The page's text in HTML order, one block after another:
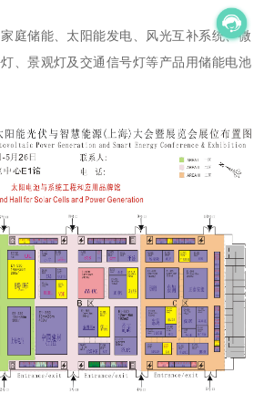
庭储能、太阳能发电、风光互补系统、微
、景观灯及交通信号灯等产品用储能电池